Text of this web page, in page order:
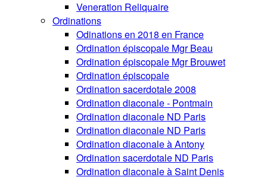
Veneration Reliquaire
Ordinations
Odinations en 2018 en France
Ordination épiscopale Mgr Beau
Ordination épiscopale Mgr Brouwet
Ordination épiscopale
Ordination sacerdotale 2008
Ordination diaconale - Pontmain
Ordination diaconale ND Paris
Ordination diaconale ND Paris
Ordination diaconale à Antony
Ordination sacerdotale ND Paris
Ordination diaconale à Saint Denis